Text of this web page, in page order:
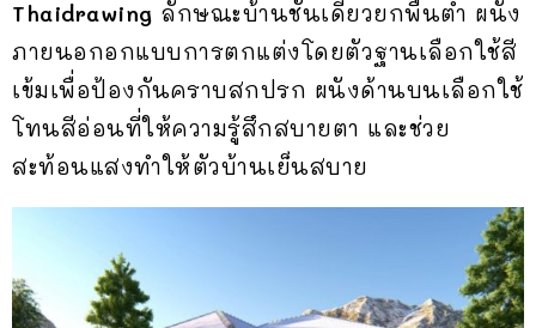
Thaidrawing ลักษณะบ้านชั้นเดียวยกพื้นต่ำ ผนัง
ภายนอกอกแบบการตกแต่งโดยตัวฐานเลือกใช้สี
เข้มเพื่อป้องกันคราบสกปรก ผนังด้านบนเลือกใช้
โทนสีอ่อนที่ให้ความรู้สึกสบายตา และช่วย
สะท้อนแสงทำให้ตัวบ้านเย็นสบาย